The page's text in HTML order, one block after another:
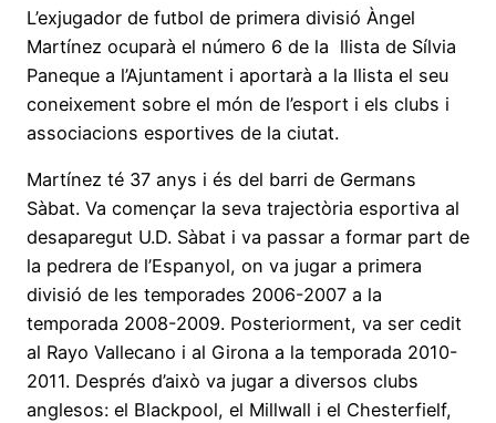
L’exjugador de futbol de primera divisió Àngel
Martínez ocuparà el número 6 de la llista de Sílvia
Paneque a l’Ajuntament i aportarà a la llista el seu
coneixement sobre el món de l’esport i els clubs i
associacions esportives de la ciutat.
Martínez té 37 anys i és del barri de Germans
Sàbat. Va començar la seva trajectòria esportiva al
desaparegut U.D. Sàbat i va passar a formar part de
la pedrera de l’Espanyol, on va jugar a primera
divisió de les temporades 2006-2007 a la
temporada 2008-2009. Posteriorment, va ser cedit
al Rayo Vallecano i al Girona a la temporada 2010-
2011. Després d’això va jugar a diversos clubs
anglesos: el Blackpool, el Millwall i el Chesterfielf,